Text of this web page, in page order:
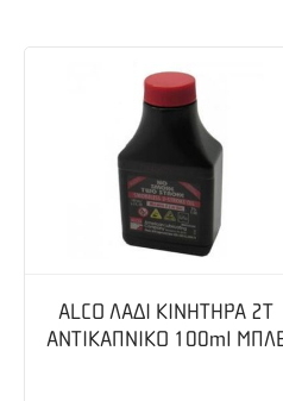
Φίλτρο
Κυβισμός
Διάμετρος
Τύπος
Θέση
ALCO ΛΑΔΙ ΚΙΝΗΤΗΡΑ 2Τ
ΑΝΤΙΚΑΠΝΙΚΟ 100ml